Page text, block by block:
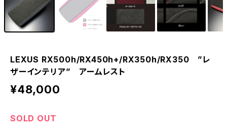
LEXUS RX500h/RX450h+/RX350h/RX350 ”レ
ザーインテリア” アームレスト
¥48,000
SOLD OUT